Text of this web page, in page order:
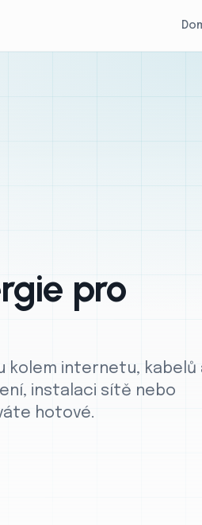
pro
kolem internetu, kabelů
instalaci sítě nebo
hotové.